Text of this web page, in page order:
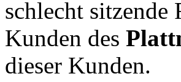
schlecht sitzende
Kunden des
dieser Kunden.